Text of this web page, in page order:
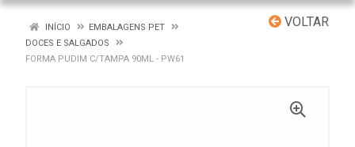
VOLTAR
INÍCIO
EMBALAGENS PET
DOCES E SALGADOS
FORMA PUDIM C/TAMPA 90ML - PW61